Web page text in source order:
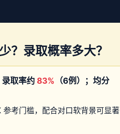
？录取概率多大？
取率约 83% （6例）；均分
参考门槛，配合对口软背景可显著